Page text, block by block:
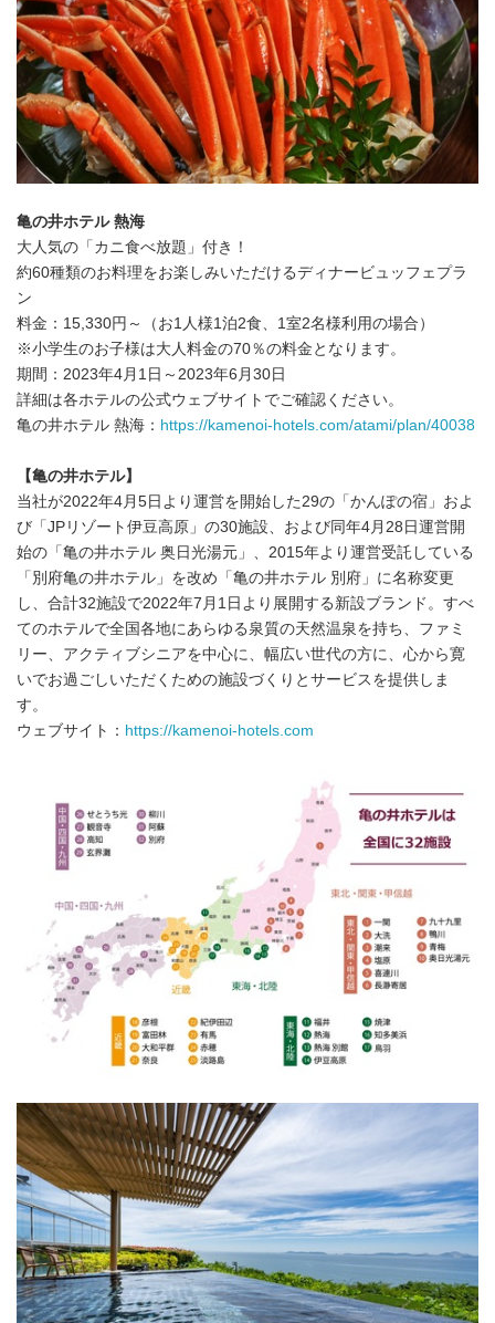
亀の井ホテル 熱海
大人気の「カニ食べ放題」付き！
約60種類のお料理をお楽しみいただけるディナービュッフェプラ
ン
料金：15,330円～（お1人様1泊2食、1室2名様利用の場合）
※小学生のお子様は大人料金の70％の料金となります。
期間：2023年4月1日～2023年6月30日
詳細は各ホテルの公式ウェブサイトでご確認ください。
亀の井ホテル 熱海： https://kamenoi-hotels.com/atami/plan/40038
【亀の井ホテル】
当社が2022年4月5日より運営を開始した29の「かんぽの宿」およ
び「JPリゾート伊豆高原」の30施設、および同年4月28日運営開
始の「亀の井ホテル 奥日光湯元」、2015年より運営受託している
「別府亀の井ホテル」を改め「亀の井ホテル 別府」に名称変更
し、合計32施設で2022年7月1日より展開する新設ブランド。すべ
てのホテルで全国各地にあらゆる泉質の天然温泉を持ち、ファミ
リー、アクティブシニアを中心に、幅広い世代の方に、心から寛
いでお過ごしいただくための施設づくりとサービスを提供しま
す。
ウェブサイト： https://kamenoi-hotels.com